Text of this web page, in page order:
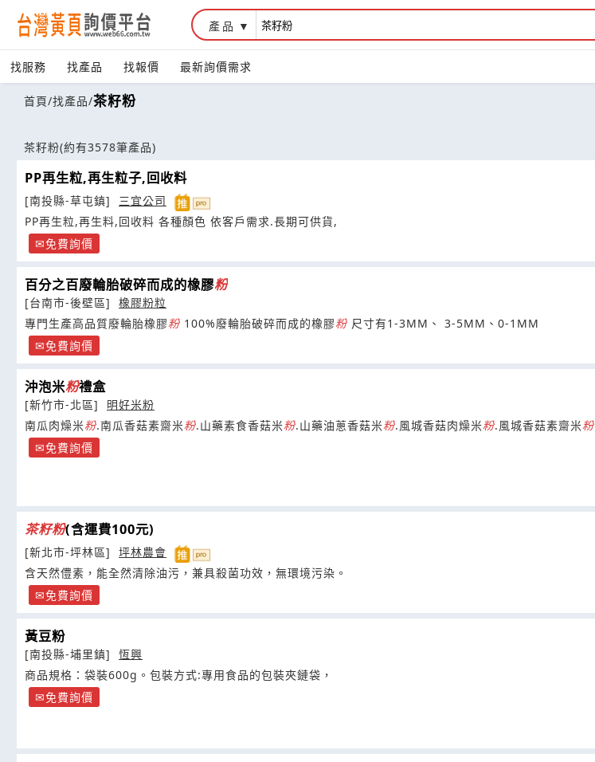
產品
找服務 找產品 找報價 最新詢價需求
首頁/找產品/茶籽粉
茶籽粉(約有3578筆產品)
PP再生粒,再生粒子,回收料
[南投縣-草屯鎮]
三宜公司
PP再生粒,再生料,回收料 各種顏色 依客戶需求.長期可供貨,
免費詢價
百分之百廢輪胎破碎而成的橡膠粉
[台南市-後壁區]
橡膠粉粒
專門生產高品質廢輪胎橡膠粉 100%廢輪胎破碎而成的橡膠粉 尺寸有1-3MM、 3-5MM、0-1MM
免費詢價
沖泡米粉禮盒
[新竹市-北區]
明好米粉
南瓜肉燥米粉.南瓜香菇素齋米粉.山藥素食香菇米粉.山藥油蔥香菇米粉.風城香菇肉燥米粉.風城香菇素齋米粉
免費詢價
茶籽粉(含運費100元)
[新北市-坪林區]
坪林農會
含天然僼素，能全然清除油污，兼具殺菌功效，無環境污染。
免費詢價
黃豆粉
[南投縣-埔里鎮]
恆興
商品規格：袋裝600g。包裝方式:專用食品的包裝夾鏈袋，
免費詢價